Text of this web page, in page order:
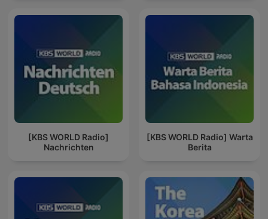
[KBS WORLD Radio]
Nachrichten
[KBS WORLD Radio] Warta
Berita